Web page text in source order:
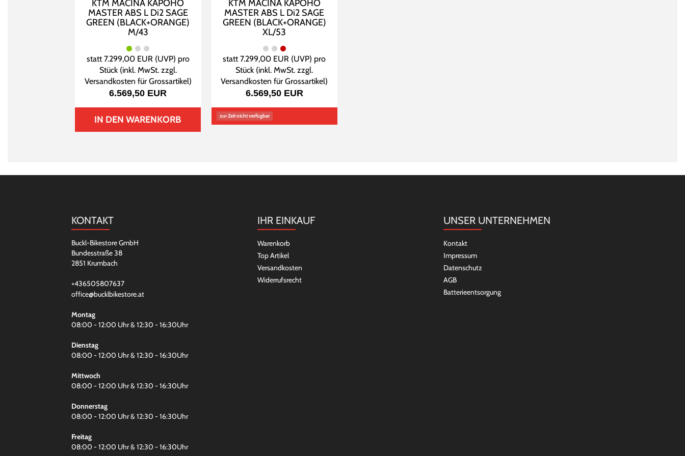
KTM MACINA KAPOHO
MASTER ABS L Di2 SAGE
GREEN (BLACK+ORANGE)
M/43
statt7.299,00 EUR(UVP) pro
Stück (inkl. MwSt. zzgl.
Versandkosten für Grossartikel)
6.569,50 EUR
IN DEN WARENKORB
KTM MACINA KAPOHO
MASTER ABS L Di2 SAGE
GREEN (BLACK+ORANGE)
XL/53
statt7.299,00 EUR (UVP) pro
Stück (inkl. MwSt. zzgl.
Versandkosten für Grossartikel)
6.569,50 EUR
zur Zeit nicht verfügbar
KONTAKT
Buckl-Bikestore GmbH
Bundesstraße 38
2851 Krumbach
+436505807637
office@bucklbikestore.at
Montag
08:00 - 12:00 Uhr & 12:30 - 16:30Uhr
Dienstag
08:00 - 12:00 Uhr & 12:30 - 16:30Uhr
Mittwoch
08:00 - 12:00 Uhr & 12:30 - 16:30Uhr
Donnerstag
08:00 - 12:00 Uhr & 12:30 - 16:30Uhr
Freitag
08:00 - 12:00 Uhr & 12:30 - 16:30Uhr
IHR EINKAUF
Warenkorb
Top Artikel
Versandkosten
Widerrufsrecht
UNSER UNTERNEHMEN
Kontakt
Impressum
Datenschutz
AGB
Batterieentsorgung